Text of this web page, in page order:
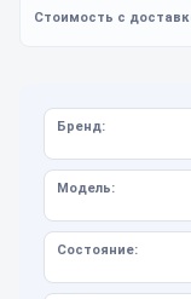
Бренд:
Модель:
Состояние: